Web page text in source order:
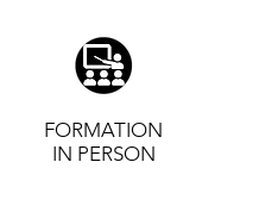
FORMATION
IN PERSON